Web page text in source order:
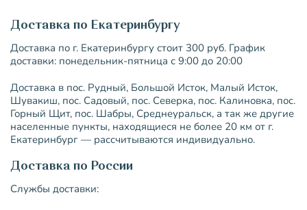
Доставка по Екатеринбургу
Доставка по г. Екатеринбургу стоит 300 руб. График
доставки: понедельник-пятница с 9:00 до 20:00
Доставка в пос. Рудный, Большой Исток, Малый Исток,
Шувакиш, пос. Садовый, пос. Северка, пос. Калиновка, пос.
Горный Щит, пос. Шабры, Среднеуральск, а так же другие
населенные пункты, находящиеся не более 20 км от г.
Екатеринбург — рассчитываются индивидуально.
Доставка по России
Службы доставки: